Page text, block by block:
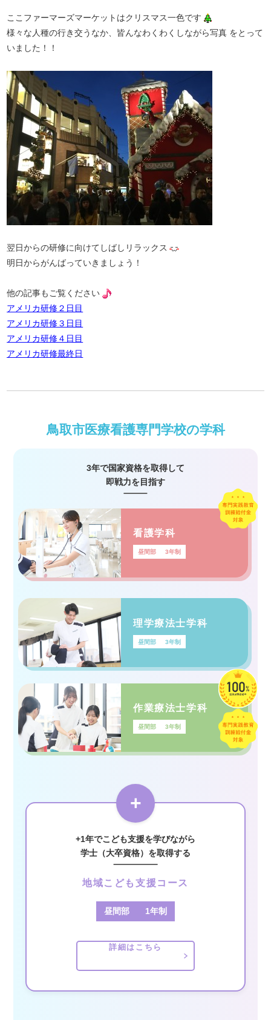
ここファーマーズマーケットはクリスマス一色です
様々な人種の行き交うなか、皆んなわくわくしながら写真 をとって
いました！！
翌日からの研修に向けてしばしリラックス
明日からがんばっていきましょう！
他の記事もご覧ください
アメリカ研修２日目
アメリカ研修３日目
アメリカ研修４日目
アメリカ研修最終日
鳥取市医療看護専門学校の学科
3年で国家資格を取得して
即戦力を目指す
看護学科
昼間部 3年制
理学療法士学科
昼間部 3年制
作業療法士学科
昼間部 3年制
+
+1年でこども支援を学びながら
学士（大卒資格）を取得する
地域こども支援コース
昼間部 1年制
詳細はこちら